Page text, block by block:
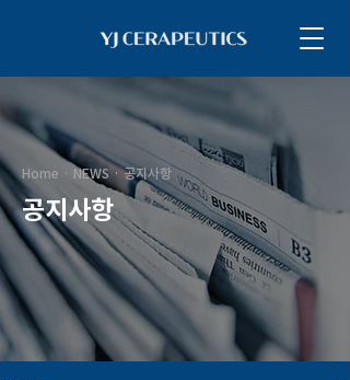
Home · NEWS · 공지사항
​공지사항